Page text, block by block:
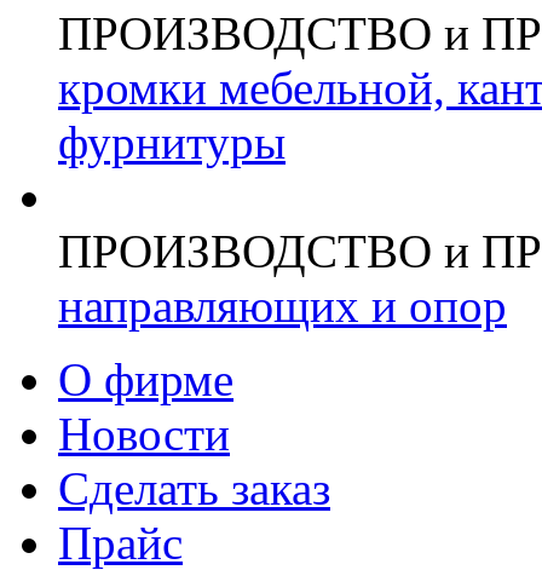
ПРОИЗВОДСТВО и
кромки мебельной,
фурнитуры
ПРОИЗВОДСТВО и
направляющих и опор
О фирме
Новости
Сделать заказ
Прайс